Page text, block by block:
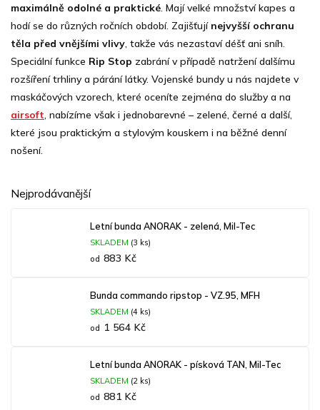
maximálně odolné a praktické. Mají velké množství kapes a
hodí se do různých ročních období. Zajišťují nejvyšší ochranu
těla před vnějšími vlivy, takže vás nezastaví déšť ani sníh.
Speciální funkce Rip Stop zabrání v případě natržení dalšímu
rozšíření trhliny a párání látky. Vojenské bundy u nás najdete v
maskáčových vzorech, které oceníte zejména do služby a na
airsoft, nabízíme však i jednobarevné – zelené, černé a další,
které jsou praktickým a stylovým kouskem i na běžné denní
nošení.
Nejprodávanější
Letní bunda ANORAK - zelená, Mil-Tec
SKLADEM (3 ks)
od 883 Kč
Bunda commando ripstop - VZ.95, MFH
SKLADEM (4 ks)
od 1 564 Kč
Letní bunda ANORAK - písková TAN, Mil-Tec
SKLADEM (2 ks)
od 881 Kč